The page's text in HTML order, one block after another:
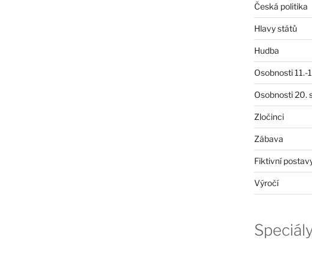
Česká politika
Hlavy států
Hudba
Osobnosti 11.-
Osobnosti 20.
Zločinci
Zábava
Fiktivní
Výročí